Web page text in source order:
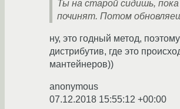
Ты на старой сидишь,
починят. Потом
ну, это годный метод,
дистрибутив, где это
мантейнеров))
anonymous
07.12.2018 15:55:12 +00:00